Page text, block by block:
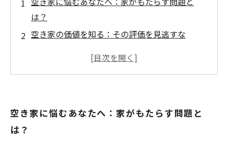
は？
空き家の価値を知る：その評価を見逃すな
売却の第一歩：空き家の整理と準備
たい！
空き家に悩むあなたへ：家がもたらす問題と
は？